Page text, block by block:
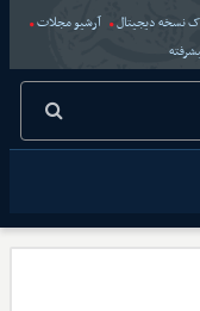
نسخه دیجیتال
آرشیو مجلات